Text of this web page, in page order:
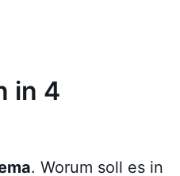
in 4
. Worum soll es in